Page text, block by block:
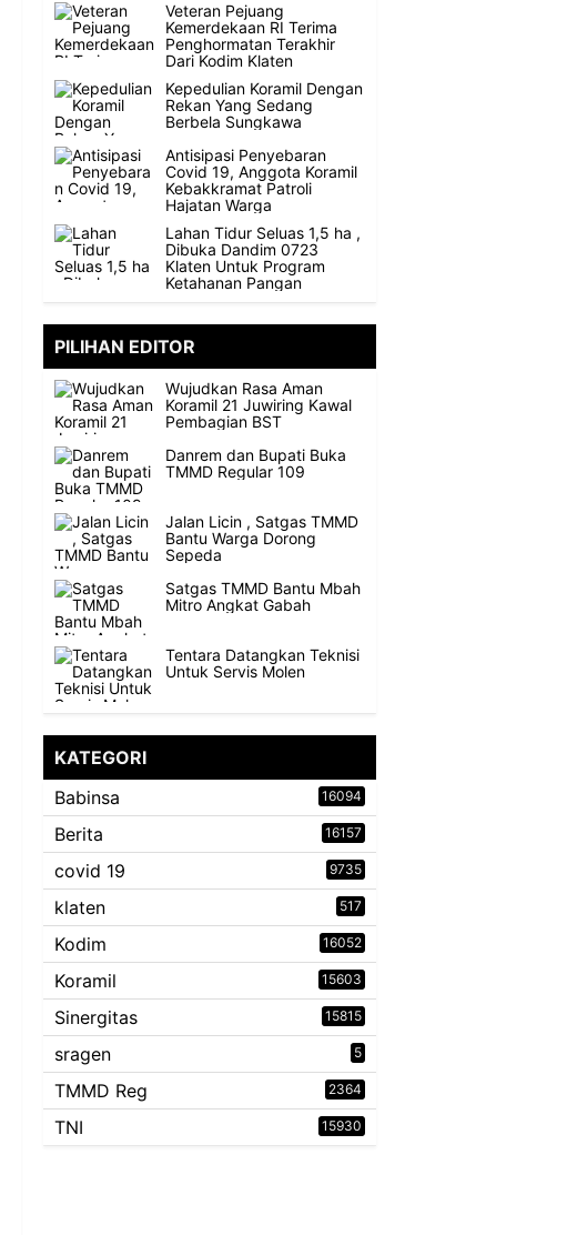
Veteran Pejuang
Kemerdekaan RI Terima
Penghormatan Terakhir
Dari Kodim Klaten
Kepedulian Koramil Dengan
Rekan Yang Sedang
Berbela Sungkawa
Antisipasi Penyebaran
Covid 19, Anggota Koramil
Kebakkramat Patroli
Hajatan Warga
Lahan Tidur Seluas 1,5 ha ,
Dibuka Dandim 0723
Klaten Untuk Program
Ketahanan Pangan
PILIHAN EDITOR
Wujudkan Rasa Aman
Koramil 21 Juwiring Kawal
Pembagian BST
Danrem dan Bupati Buka
TMMD Regular 109
Jalan Licin , Satgas TMMD
Bantu Warga Dorong
Sepeda
Satgas TMMD Bantu Mbah
Mitro Angkat Gabah
Tentara Datangkan Teknisi
Untuk Servis Molen
KATEGORI
Babinsa
16094
Berita 16157
covid 19 9735
klaten 517
Kodim 16052
Koramil 15603
Sinergitas 15815
sragen 5
TMMD Reg 2364
TNI 15930